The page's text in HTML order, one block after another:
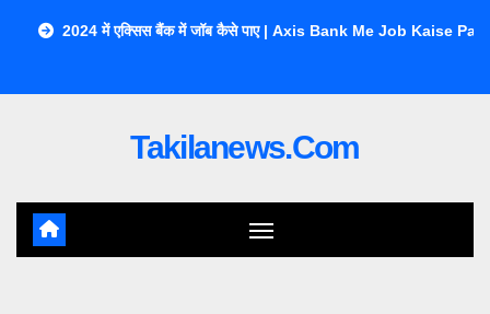
2024 में एक्सिस बैंक में जॉब कैसे पाए | Axis Bank Me Job Kaise
Takilanews.com